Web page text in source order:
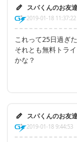
スパくんのお友
2019-01-18 11:37:22
これって25日過ぎ
それとも無料トラ
かな？
スパくんのお友
2019-01-18 9:44:53